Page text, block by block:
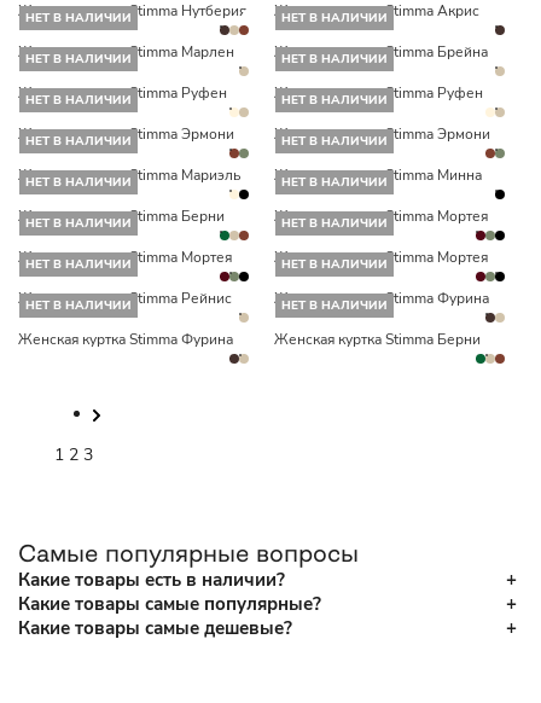
Женская куртка Stimma Нутберия Женская куртка Stimma Акрис
НЕТ В НАЛИЧИИ
Женская куртка Stimma Марлен
НЕТ В НАЛИЧИИ
Женская куртка Stimma Брейна
НЕТ В НАЛИЧИИ
Женская куртка Stimma Руфен
НЕТ В НАЛИЧИИ
Женская куртка Stimma Руфен
НЕТ В НАЛИЧИИ
Женская куртка Stimma Эрмони
НЕТ В НАЛИЧИИ
Женская куртка Stimma Эрмони
НЕТ В НАЛИЧИИ
Женская куртка Stimma Мариэль
НЕТ В НАЛИЧИИ
Женская куртка Stimma Минна
НЕТ В НАЛИЧИИ
Женская куртка Stimma Берни
НЕТ В НАЛИЧИИ
Женская куртка Stimma Мортея
НЕТ В НАЛИЧИИ
Женская куртка Stimma Мортея
НЕТ В НАЛИЧИИ
Женская куртка Stimma Мортея
НЕТ В НАЛИЧИИ
Женская куртка Stimma Рейнис
НЕТ В НАЛИЧИИ
Женская куртка Stimma Фурина
НЕТ В НАЛИЧИИ
Женская куртка Stimma Фурина
НЕТ В НАЛИЧИИ
Женская куртка Stimma Берни
1 2 3
Самые популярные вопросы
Какие товары есть в наличии?
Какие товары самые популярные?
Какие товары самые дешевые?